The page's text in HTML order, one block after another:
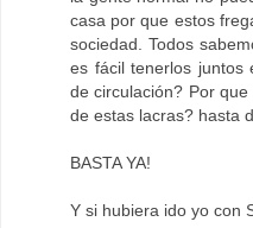
casa por que estos
sociedad. Todos
es fácil tenerlos juntos
de circulación? Por
de estas lacras? hasta
BASTA YA!
Y si hubiera ido yo con